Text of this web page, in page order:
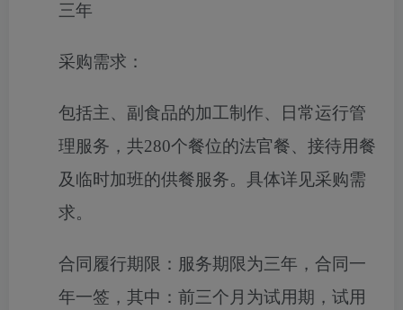
三年
采购需求：
包括主、副食品的加工制作、日常运行管
理服务，共280个餐位的法官餐、接待用餐
及临时加班的供餐服务。具体详见采购需
求。
合同履行期限： 服务期限为三年，合同一
年一签，其中：前三个月为试用期，试用